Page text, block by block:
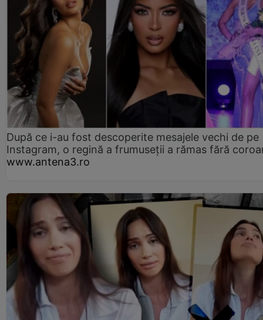
După ce i-au fost descoperite mesajele vechi de pe
Instagram, o regină a frumuseții a rămas fără
www.antena3.ro